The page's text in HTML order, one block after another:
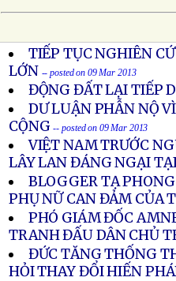
TIẾP TỤC NGHIÊN
LỚN -- posted on 09 Mar 2013
ĐỘNG ĐẤT LẠI TIẾP
DƯ LUẬN PHẪN NỘ
CỘNG-- posted on 09 Mar 2013
VIỆT NAM TRƯỚC
LÂY LAN ĐÁNG NGẠI
BLOGGER TẠ
PHỤ NỮ CAN ĐẢM CỦA
PHÓ GIÁM ĐỐC
TRANH ĐẤU DÂN CHỦ
ĐỨC TĂNG THỐNG
HỎI THAY ĐỔI HIẾN